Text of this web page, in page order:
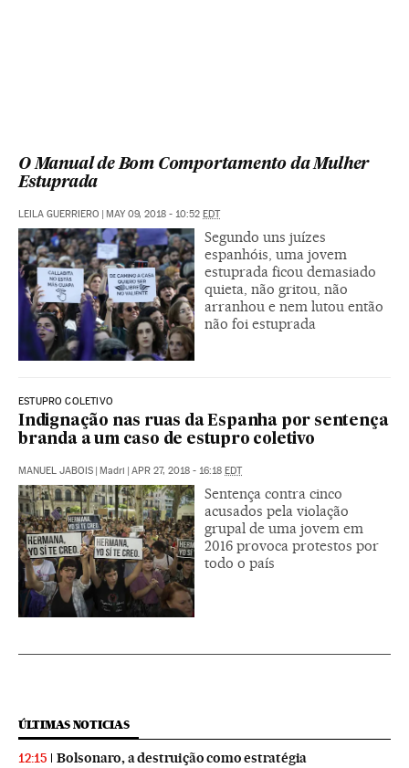
O Manual de Bom Comportamento da Mulher
Estuprada
LEILA GUERRIERO MAY 09, 2018 - 10:52 EDT
Segundo uns juízes
espanhóis, uma jovem
estuprada ficou demasiado
quieta, não gritou, não
arranhou e nem lutou então
não foi estuprada
ESTUPRO COLETIVO
Indignação nas ruas da Espanha por sentença
branda a um caso de estupro coletivo
MANUEL JABOIS Madri APR 27, 2018 - 16:18 EDT
Sentença contra cinco
acusados pela violação
grupal de uma jovem em
2016 provoca protestos por
todo o país
ÚLTIMAS NOTICIAS
12:15 Bolsonaro, a destruição como estratégia